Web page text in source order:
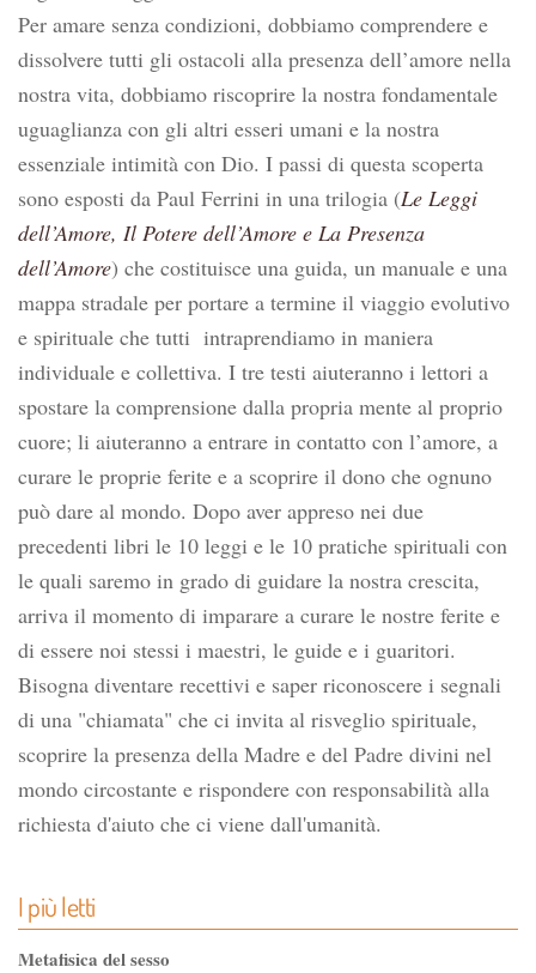
Per amare senza condizioni, dobbiamo comprendere e
dissolvere tutti gli ostacoli alla presenza dell’amore nella
nostra vita, dobbiamo riscoprire la nostra fondamentale
uguaglianza con gli altri esseri umani e la nostra
essenziale intimità con Dio. I passi di questa scoperta
sono esposti da Paul Ferrini in una trilogia (Le Leggi
dell’Amore, Il Potere dell’Amore e La Presenza
dell’Amore) che costituisce una guida, un manuale e una
mappa stradale per portare a termine il viaggio evolutivo
e spirituale che tutti intraprendiamo in maniera
individuale e collettiva. I tre testi aiuteranno i lettori a
spostare la comprensione dalla propria mente al proprio
cuore; li aiuteranno a entrare in contatto con l’amore, a
curare le proprie ferite e a scoprire il dono che ognuno
può dare al mondo. Dopo aver appreso nei due
precedenti libri le 10 leggi e le 10 pratiche spirituali con
le quali saremo in grado di guidare la nostra crescita,
arriva il momento di imparare a curare le nostre ferite e
di essere noi stessi i maestri, le guide e i guaritori.
Bisogna diventare recettivi e saper riconoscere i segnali
di una "chiamata" che ci invita al risveglio spirituale,
scoprire la presenza della Madre e del Padre divini nel
mondo circostante e rispondere con responsabilità alla
richiesta d'aiuto che ci viene dall'umanità.
I più letti
Metafisica del sesso